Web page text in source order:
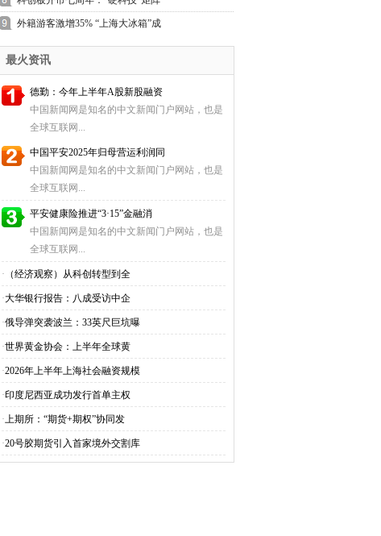
外籍游客激增35% “上海大冰箱”成
入
最火资讯
德勤：今年上半年A股新股融资
中国新闻网是知名的中文新闻门户网站，也是
全球互联网...
中国平安2025年归母营运利润同
中国新闻网是知名的中文新闻门户网站，也是
全球互联网...
平安健康险推进“3·15”金融消
中国新闻网是知名的中文新闻门户网站，也是
全球互联网...
· （经济观察）从科创转型到全
·大华银行报告：八成受访中企
·俄导弹突袭波兰：33英尺巨坑曝
·世界黄金协会：上半年全球黄
·2026年上半年上海社会融资规模
·印度尼西亚成功发行首单主权
·上期所：“期货+期权”协同发
·20号胶期货引入首家境外交割库